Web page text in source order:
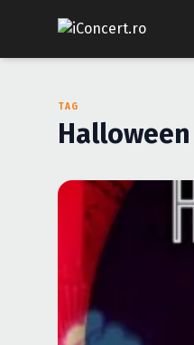
TAG
Halloween